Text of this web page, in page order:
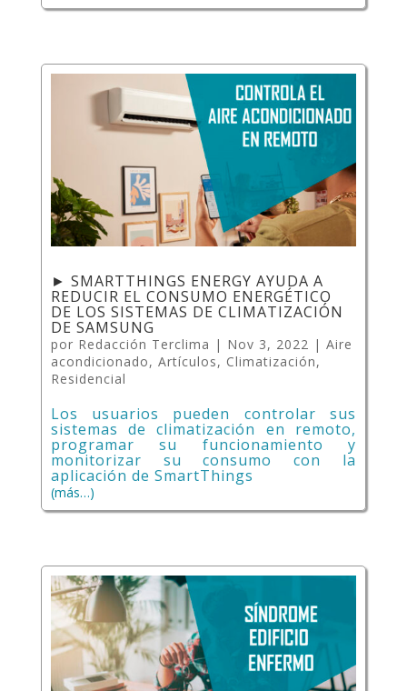
► SMARTTHINGS ENERGY AYUDA A
REDUCIR EL CONSUMO ENERGÉTICO
DE LOS SISTEMAS DE CLIMATIZACIÓN
DE SAMSUNG
por Redacción Terclima | Nov 3, 2022 | Aire
acondicionado, Artículos, Climatización,
Residencial
Los usuarios pueden controlar sus
sistemas de climatización en remoto,
programar su funcionamiento y
monitorizar su consumo con la
aplicación de SmartThings
(más…)